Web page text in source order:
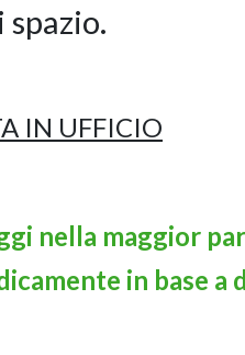
IN UFFICIO
nella maggior
in base a